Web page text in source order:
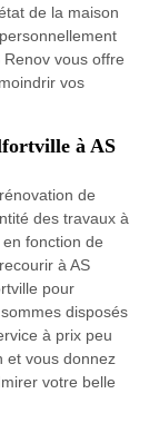
de la maison
Renov vous offre
vos
à AS
de
des travaux à
fonction de
à AS
pour
disposés
à prix peu
et vous donnez
votre belle